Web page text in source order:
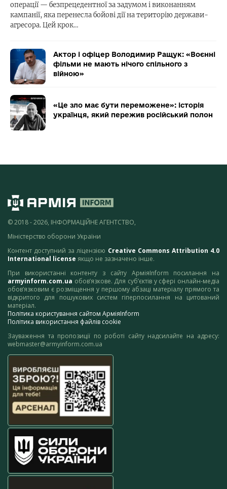
операції — безпрецедентної за задумом і виконанням
кампанії, яка перенесла бойові дії на територію держави-
агресора. Цей крок…
Актор і офіцер Володимир Ращук: «Воєнні
фільми не мають нічого спільного з
війною»
«Це зло має бути переможене»: історія
українця, який пережив російський полон
© 2018 - 2026, ІНФОРМАЦІЙНЕ АГЕНТСТВО,
Міністерство оборони України
Контент доступний за ліцензією Creative Commons Attribution 4.0
International license якщо не зазначено інше.
При використанні контенту з сайту АрміяInform посилання на
armyinform.com.ua обов’язкове. Для суб’єктів у сфері онлайн-медіа
обов’язковим є розміщення у першому абзаці матеріалу прямого та
відкритого для пошукових систем гіперпосилання на цитований
матеріал.
Політика користування сайтом АрміяInform
Політика використання файлів cookie
Зауваження та пропозиції по роботі сайту надсилайте на адресу:
webmaster@armyinform.com.ua